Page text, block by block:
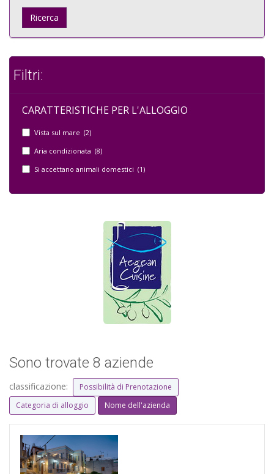
Ricerca
Filtri:
CARATTERISTICHE PER L'ALLOGGIO
Vista sul mare (2)
Aria condizionata (8)
Si accettano animali domestici (1)
Sono trovate 8 aziende
classificazione:
Possibilità di Prenotazione
Categoria di alloggio
Nome dell'azienda